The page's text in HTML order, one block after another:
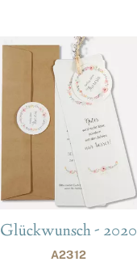
Glückwunsch - 2020
A2312